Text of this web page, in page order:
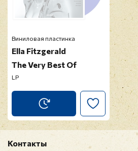
Виниловая пластинка
Ella Fitzgerald
The Very Best Of
LP
Контакты